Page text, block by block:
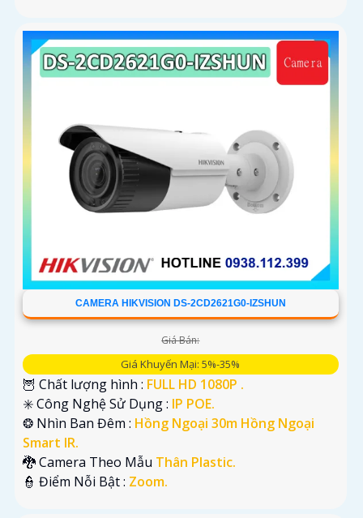
CAMERA HIKVISION DS-2CD2621G0-IZSHUN
Giá Bán:
Giá Khuyến Mại: 5%-35%
🦉 Chất lượng hình : FULL HD 1080P .
✳️ Công Nghệ Sử Dụng : IP POE.
❂ Nhìn Ban Đêm : Hồng Ngoại 30m Hồng Ngoại
Smart IR.
🐉️ Camera Theo Mẫu Thân Plastic.
️👮 Điểm Nỗi Bật : Zoom.